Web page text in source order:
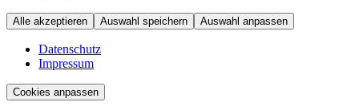
Alle akzeptieren Auswahl speichern Auswahl anpassen
Datenschutz
Impressum
Cookies anpassen